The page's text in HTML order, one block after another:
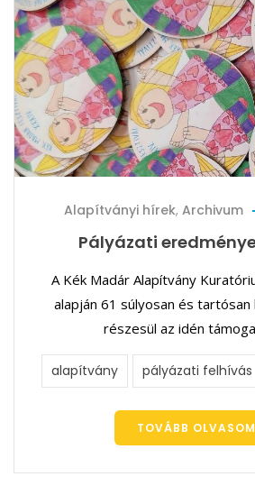
Alapítványi hírek, Archivum
Pályázati
A Kék Madár Alapítvány
alapján 61 súlyosan és
részesül az idén
alapítvány pályázati felhívás
TOVÁBB OLVASOM